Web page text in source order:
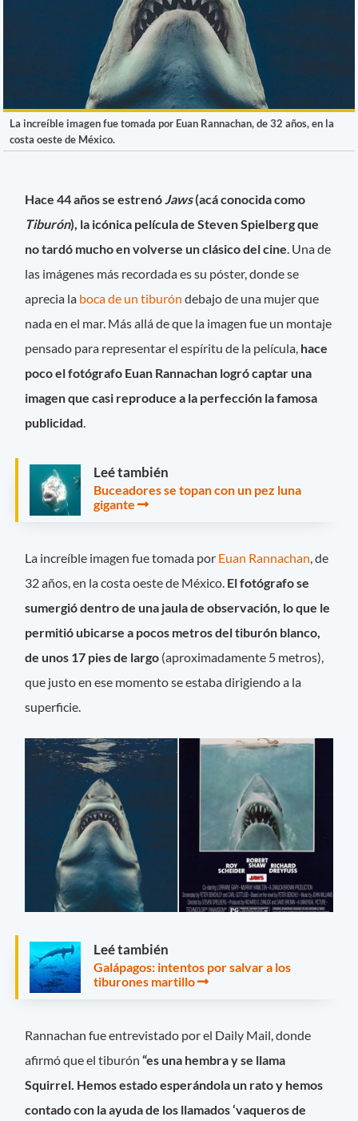
La increíble imagen fue tomada por Euan Rannachan, de 32 años, en la
costa oeste de México.
Hace 44 años se estrenó Jaws(acá conocida como
Tiburón), la icónica película de Steven Spielberg que
no tardó mucho en volverse un clásico del cine . Una de
las imágenes más recordada es su póster, donde se
aprecia la boca de un tiburón debajo de una mujer que
nada en el mar. Más allá de que la imagen fue un montaje
pensado para representar el espíritu de la película, hace
poco el fotógrafo Euan Rannachan logró captar una
imagen que casi reproduce a la perfección la famosa
publicidad
Leé también
Buceadores se topan con un pez luna
gigante
La increíble imagen fue tomada por Euan Rannachan, de
32 años, en la costa oeste de México. El fotógrafo se
sumergió dentro de una jaula de observación, lo que le
permitió ubicarse a pocos metros del tiburón blanco,
de unos 17 pies de largo (aproximadamente 5 metros),
que justo en ese momento se estaba dirigiendo a la
superficie.
Leé también
Galápagos: intentos por salvar a los
tiburones martillo
Rannachan fue entrevistado por el Daily Mail, donde
afirmó que el tiburón“es una hembra y se llama
Squirrel. Hemos estado esperándola un rato y hemos
contado con la ayuda de los llamados ‘vaqueros de